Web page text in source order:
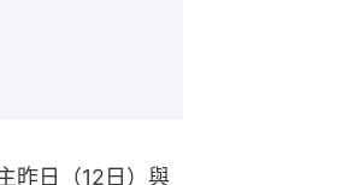
昨日（12日）與